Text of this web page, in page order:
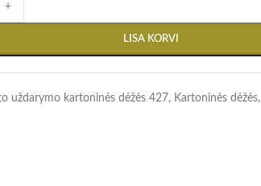
+
LISA KORVI
uždarymo kartoninės dėžės 427, Kartoninės dėžės,